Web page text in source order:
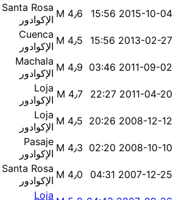
2015-10-04 15:56 M 4٫6 Santa Rosa
الإكوادور
2013-02-27 15:56 M 4٫5 Cuenca
الإكوادور
2011-09-02 03:46 M 4٫9 Machala
الإكوادور
2011-04-20 22:27 M 4٫7 Loja
الإكوادور
2008-12-12 20:26 M 4٫5 Loja
الإكوادور
2008-10-10 02:20 M 4٫3 Pasaje
الإكوادور
2007-12-25 04:31 M 4٫0 Santa Rosa
الإكوادور
Loja